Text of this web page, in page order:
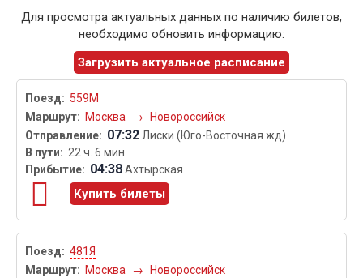
Для просмотра актуальных данных по наличию билетов,
необходимо обновить информацию:
Загрузить актуальное расписание
559М
Москва
→ Новороссийск
07:32Лиски (Юго-Восточная жд)
22 ч. 6 мин.
04:38Ахтырская
Купить билеты
481Я
Москва
→ Новороссийск